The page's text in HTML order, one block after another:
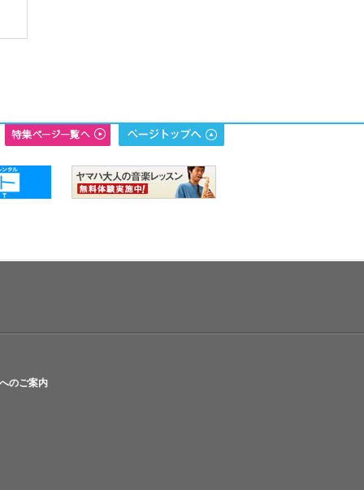
のご案内